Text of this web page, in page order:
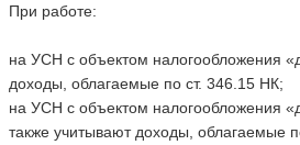
При работе:
на УСН с объектом налогообложения
доходы, облагаемые по ст. 346.15 НК;
на УСН с объектом налогообложения
также учитывают доходы, облагаемые